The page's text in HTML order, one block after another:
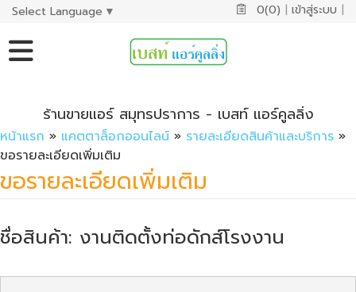
Select Language ▼ 0(0) | เข้าสู่ระบบ |
ร้านขายแอร์ สมุทรปราการ - เบสท์ แอร์คูลลิ่ง
หน้าแรก » แคตตาล็อกออนไลน์ » รายละเอียดสินค้าและบริการ »
ขอรายละเอียดเพิ่มเติม
ขอรายละเอียดเพิ่มเติม
ชื่อสินค้า: งานติดตั้งท่อดักส์โรงงาน